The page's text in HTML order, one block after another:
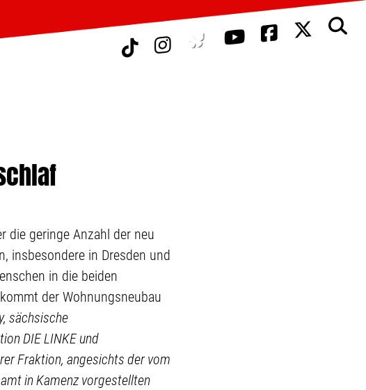
die geringe Anzahl der neu
insbesondere in Dresden und
in die beiden
der Wohnungsneubau
sächsische
DIE LINKE und
Fraktion, angesichts der vom
in Kamenz vorgestellten